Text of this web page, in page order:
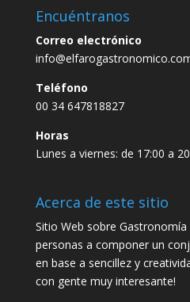
Encuéntranos
Correo electrónico
Teléfono
00 34 647818827
Horas
Lunes a viernes: de 17:00 a
Acerca de este sitio
Sitio Web sobre Gastronomía
personas a componer un
en base a sencillez y
con gente muy interesante!